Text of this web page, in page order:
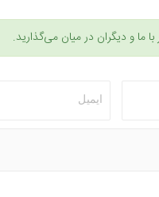
ما و دیگران در میان می‌گذارید.